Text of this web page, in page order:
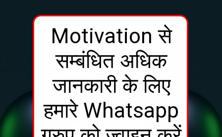
Motivation से
सम्बंधित अधिक
जानकारी के लिए
हमारे Whatsapp